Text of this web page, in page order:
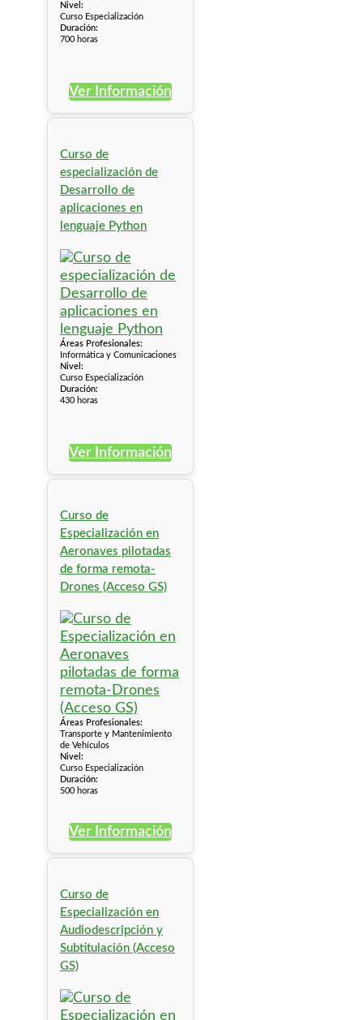
Nivel:
Curso Especialización
Duración:
700 horas
Ver Información
Curso de
especialización de
Desarrollo de
aplicaciones en
lenguaje Python
Áreas Profesionales:
Informática y Comunicaciones
Nivel:
Curso Especialización
Duración:
430 horas
Ver Información
Curso de
Especialización en
Aeronaves pilotadas
de forma remota-
Drones (Acceso GS)
Áreas Profesionales:
Transporte y Mantenimiento
de Vehículos
Nivel:
Curso Especialización
Duración:
500 horas
Ver Información
Curso de
Especialización en
Audiodescripción y
Subtitulación (Acceso
GS)